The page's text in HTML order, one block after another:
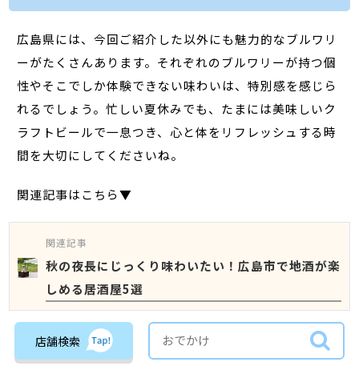
広島県には、今回ご紹介した以外にも魅力的なブルワリ
ーがたくさんあります。それぞれのブルワリーが持つ個
性やそこでしか体験できない味わいは、特別感を感じら
れるでしょう。忙しい夏休みでも、たまには美味しいク
ラフトビールで一息つき、心と体をリフレッシュする時
間を大切にしてくださいね。
関連記事はこちら▼
関連記事
秋の夜長にじっくり味わいたい！広島市で地酒が楽
しめる居酒屋5選
関連記事
店舗検索